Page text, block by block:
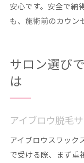
安心です。安全で納
も、施術前のカウン
サロン選び
は
アイブロウ脱毛
アイブロウスワック
で受ける際、まず重